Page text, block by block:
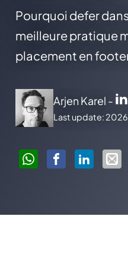
Pourquoi defer
meilleure pratique
placement en
Arjen Karel -
Last update: